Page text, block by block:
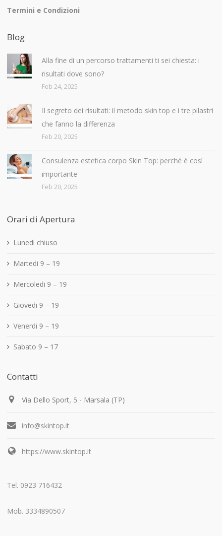
Termini e Condizioni
Blog
Alla fine di un percorso trattamenti ti sei chiesta: i
risultati dove sono?
Feb 24, 2025
Il segreto dei risultati: il metodo skin top e i tre pilastri
che fanno la differenza
Feb 20, 2025
Consulenza estetica corpo Skin Top: perché è così
importante
Feb 20, 2025
Orari di Apertura
Lunedi chiuso
Martedi 9 – 19
Mercoledi 9 – 19
Giovedi 9 – 19
Venerdi 9 – 19
Sabato 9 – 17
Contatti
Via Dello Sport, 5 - Marsala (TP)
info@skintop.it
https://www.skintop.it
Tel. 0923 716432
Mob. 3334890507